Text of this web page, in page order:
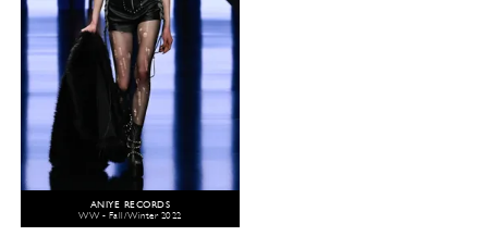
ANIYE RECORDS
WW - Fall/Winter 2022